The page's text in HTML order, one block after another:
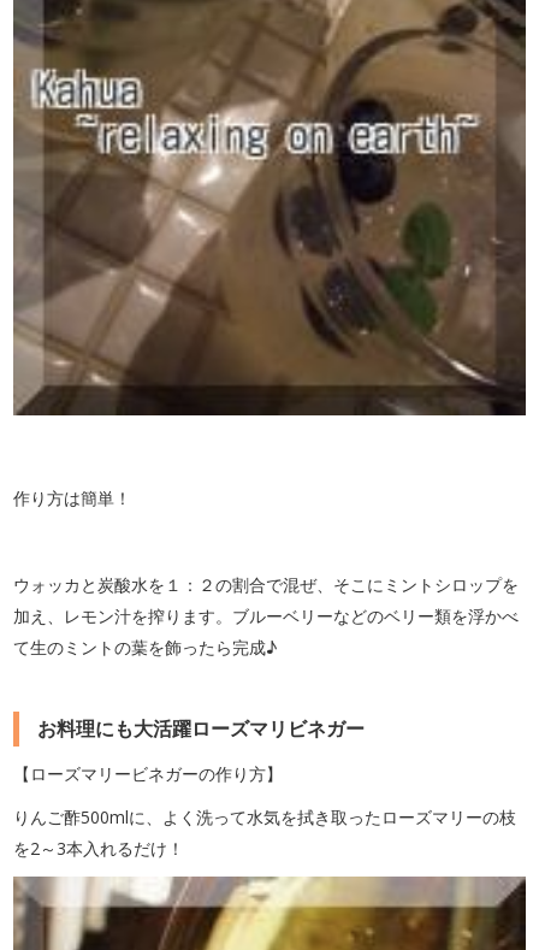
作り方は簡単！
ウォッカと炭酸水を１：２の割合で混ぜ、そこにミントシロップを
加え、レモン汁を搾ります。ブルーベリーなどのベリー類を浮かべ
て生のミントの葉を飾ったら完成♪
お料理にも大活躍ローズマリビネガー
【ローズマリービネガーの作り方】
りんご酢500mlに、よく洗って水気を拭き取ったローズマリーの枝
を2～3本入れるだけ！